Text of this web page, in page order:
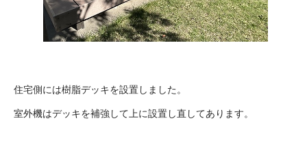
住宅側には樹脂デッキを設置しました。
室外機はデッキを補強して上に設置し直してあります。